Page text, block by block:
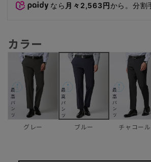
なら 月々2,563円から。分割
カラー
グレー ブルー チャコール